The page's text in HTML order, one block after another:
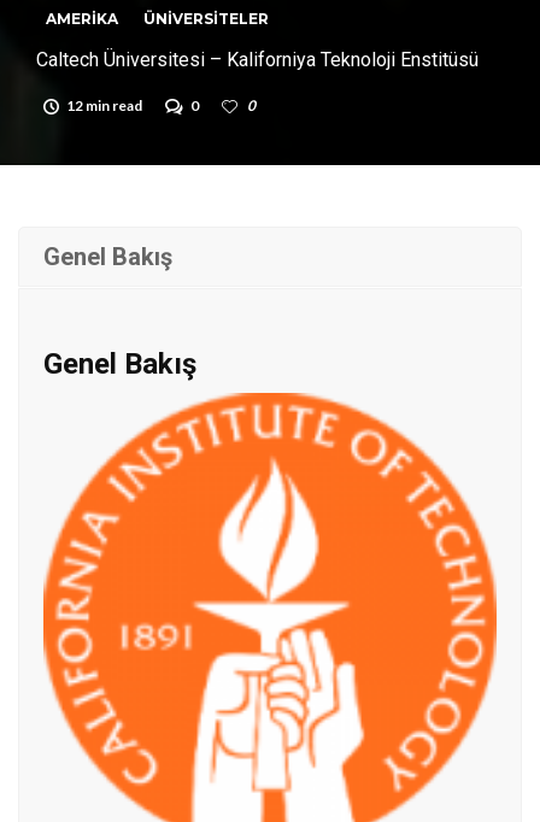
AMERIKA ÜNIVERSITELER
Caltech Üniversitesi – Kaliforniya Teknoloji Enstitüsü
12 min read 0 0
Genel Bakış
Genel Bakış